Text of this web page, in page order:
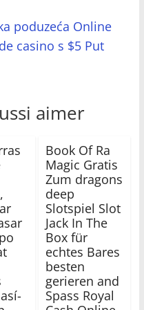
poduzeća Online
casino s $5 Put
aimer
Book Of Ra
Magic Gratis
Zum dragons
deep
Slotspiel Slot
Jack In The
Box für
echtes Bares
besten
gerieren and
Spass Royal